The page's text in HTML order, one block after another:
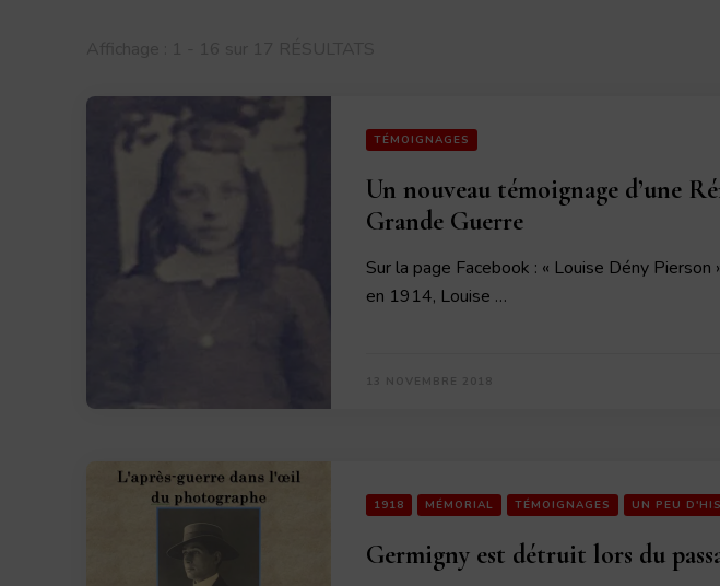
TÉMOIGNAGES
Un nouveau témoignage d’une
Grande Guerre
Sur la page Facebook : « Louise Dény
en 1914, Louise …
1918 MÉMORIAL TÉMOIGNAGES UN PEU
Germigny est détruit lors du